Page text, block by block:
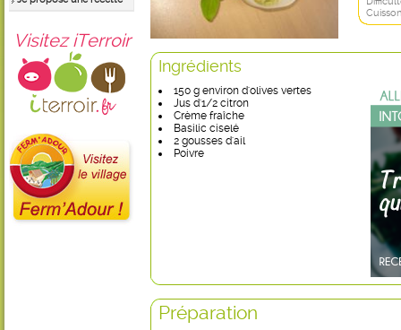
Visitez iTerroir
Ingrédients
150 g environ d'olives vertes
Jus d'1/2 citron
Crème fraîche
Basilic ciselé
2 gousses d'ail
Poivre
Préparation